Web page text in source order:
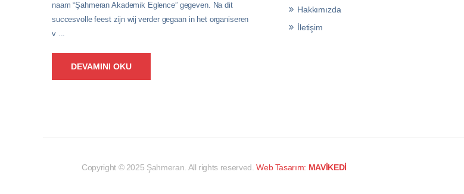
naam “Şahmeran Akademik Eglence” gegeven. Na dit
succesvolle feest zijn wij verder gegaan in het organiseren
v ...
DEVAMINI OKU
Hakkımızda
İletişim
Copyright © 2025 Şahmeran . All rights reserved.Web Tasarım: MAVİKEDİ